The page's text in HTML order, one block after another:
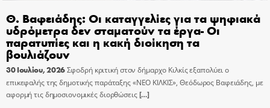
Θ. Βαφειάδης: Οι καταγγελίες για τα ψηφιακά
υδρόμετρα δεν σταματούν τα έργα- Οι
παρατυπίες και η κακή διοίκηση τα
βουλιάζουν
30 Ιουλίου, 2026Σφοδρή κριτική στον δήμαρχο Κιλκίς εξαπολύει ο
επικεφαλής της δημοτικής παράταξης «ΝΕΟ ΚΙΛΚΙΣ», Θεόδωρος Βαφειάδης, με
αφορμή τις δημοσιονομικές διορθώσεις[…]